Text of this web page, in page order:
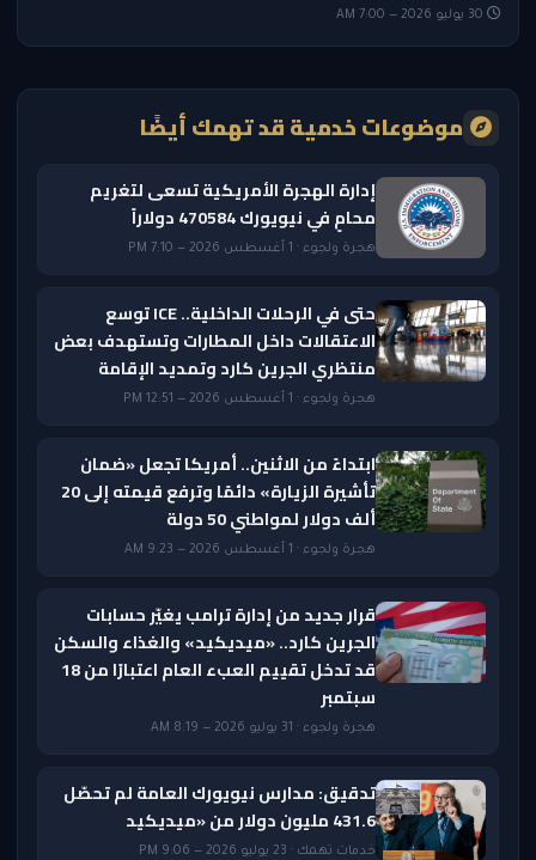
موضوعات خدمية قد تهمك أيضًا
إدارة الهجرة الأمريكية تسعى لتغريم
محامٍ في نيويورك 470584 دولاراً
هجرة ولجوء · 1 أغسطس 2026 — 7:10 PM
حتى في الرحلات الداخلية.. ICE توسع
الاعتقالات داخل المطارات وتستهدف بعض
منتظري الجرين كارد وتمديد الإقامة
هجرة ولجوء · 1 أغسطس 2026 — 12:51 PM
ابتداءً من الاثنين.. أمريكا تجعل «ضمان
تأشيرة الزيارة» دائمًا وترفع قيمته إلى 20
ألف دولار لمواطني 50 دولة
هجرة ولجوء · 1 أغسطس 2026 — 9:23 AM
قرار جديد من إدارة ترامب يغيّر حسابات
الجرين كارد.. «ميديكيد» والغذاء والسكن
قد تدخل تقييم العبء العام اعتبارًا من 18
سبتمبر
هجرة ولجوء · 31 يوليو 2026 — 8:19 AM
تدقيق: مدارس نيويورك العامة لم تحصّل
431.6 مليون دولار من «ميديكيد
خدمات تهمك · 23 يوليو 2026 — 9:06 PM